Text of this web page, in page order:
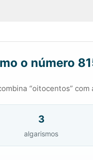
o número
“oitocentos”
3
algarismos